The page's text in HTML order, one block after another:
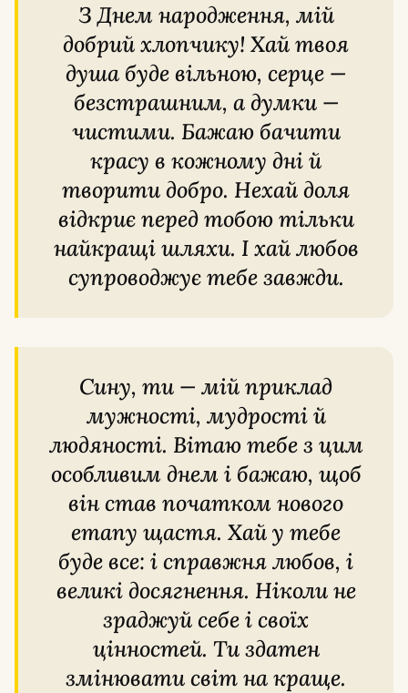
З Днем народження, мій
добрий хлопчику! Хай твоя
душа буде вільною, серце —
безстрашним, а думки —
чистими. Бажаю бачити
красу в кожному дні й
творити добро. Нехай доля
відкриє перед тобою тільки
найкращі шляхи. І хай любов
супроводжує тебе завжди.
Сину, ти — мій приклад
мужності, мудрості й
людяності. Вітаю тебе з цим
особливим днем і бажаю, щоб
він став початком нового
етапу щастя. Хай у тебе
буде все: і справжня любов, і
великі досягнення. Ніколи не
зраджуй себе і своїх
цінностей. Ти здатен
змінювати світ на краще.